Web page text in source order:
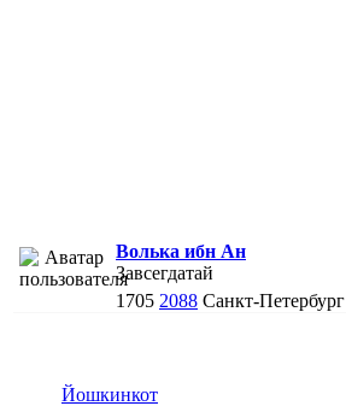
Волька ибн Ан
Завсегдатай
1705 2088 Санкт-Петербург
Йошкинкот